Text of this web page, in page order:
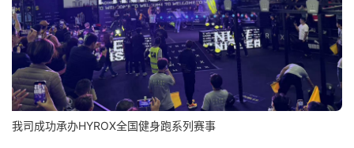
我司成功承办HYROX全国健身跑系列赛事